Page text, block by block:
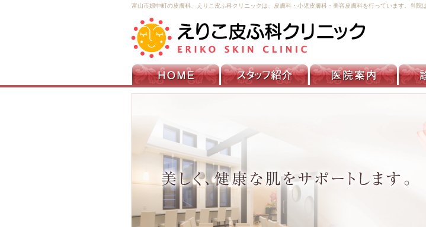
富山市婦中町の皮膚科、えりこ皮ふ科クリニックは、皮膚科・小児皮膚科・美容皮膚科を行っています。当院